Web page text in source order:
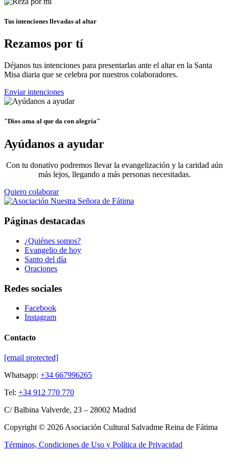
Tus intenciones llevadas al altar
Rezamos por tí
Déjanos tus intenciones para presentarlas ante el altar en la Santa
Misa diaria que se celebra por nuestros colaboradores.
Enviar intenciones
"Dios ama al que da con alegría"
Ayúdanos a ayudar
Con tu donativo podremos llevar la evangelización y la caridad aún
más lejos, llegando a más personas necesitadas.
Quiero colaborar
Páginas destacadas
¿Quiénes somos?
Evangelio de hoy
Santo del día
Oraciones
Redes sociales
Facebook
Instagram
Contacto
[email protected]
Whatsapp: +34 667996265
Tel: +34 912 770 770
C/ Balbina Valverde, 23 – 28002 Madrid
Copyright © 2026 Asociación Cultural Salvadme Reina de Fátima
Términos, Condiciones de Uso y Política de Privacidad